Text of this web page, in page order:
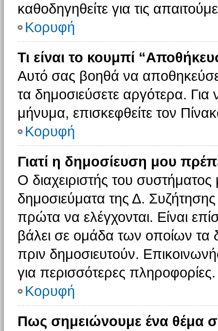
καθοδηγηθείτε για τις
Κορυφή
Τι είναι το κουμπί
Αυτό σας βοηθά να
τα δημοσιεύσετε αργότερα.
μήνυμα, επισκεφθείτε τον
Κορυφή
Γιατί η δημοσίευση μου
Ο διαχειριστής του συστήματος
δημοσιεύματα της Δ.
πρώτα να ελέγχονται. Είναι
βάλει σε ομάδα των οποίων τα
πριν δημοσιευτούν.
για περισσότερες πληροφορίες.
Κορυφή
Πως σημειώνουμε ένα θέμα